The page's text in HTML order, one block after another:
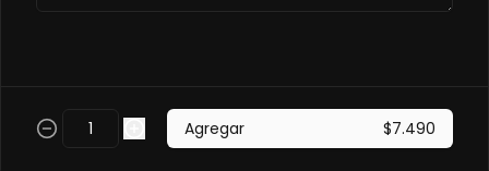
Frito en panco, cubierto con pulpo y
salsa acevichada, toques de
shichimi. Camaron furay, queso,
Agregar $7.490